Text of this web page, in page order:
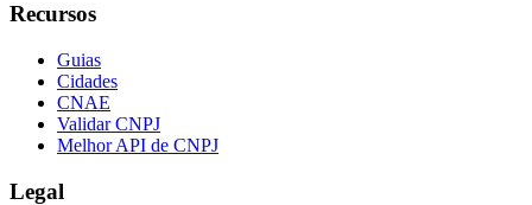
Recursos
Guias
Cidades
CNAE
Validar CNPJ
Melhor API de CNPJ
Legal